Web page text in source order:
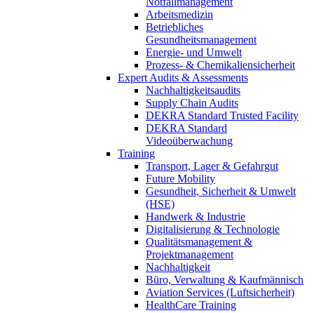
Arbeitsmedizin
Betriebliches
Gesundheitsmanagement
Energie- und Umwelt
Prozess- & Chemikaliensicherheit
Expert Audits & Assessments
Nachhaltigkeitsaudits
Supply Chain Audits
DEKRA Standard Trusted Facility
DEKRA Standard
Videoüberwachung
Training
Transport, Lager & Gefahrgut
Future Mobility
Gesundheit, Sicherheit & Umwelt
(HSE)
Handwerk & Industrie
Digitalisierung & Technologie
Qualitätsmanagement &
Projektmanagement
Nachhaltigkeit
Büro, Verwaltung & Kaufmännisch
Aviation Services (Luftsicherheit)
HealthCare Training